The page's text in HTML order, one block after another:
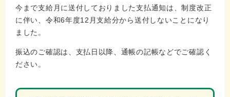
今まで支給月に送付しておりました支払通知は、制度改正
に伴い、令和6年度12月支給分から送付しないことになり
ました。
振込のご確認は、支払日以降、通帳の記帳などでご確認く
ださい。